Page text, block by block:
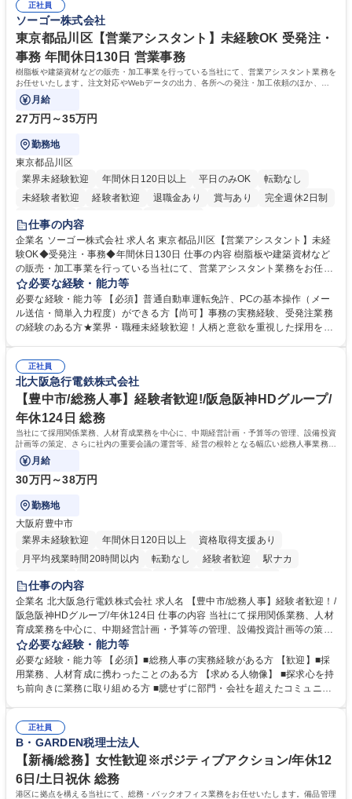
万～・残業10H◆食品原料・健康食品の商社
演算ができる方 ・業務ルールや指示を理解し、行動できる方 学歴・資格
学歴：大学院 大学 短大 語学力： 資格：
正社員
ソーゴー株式会社
東京都品川区【営業アシスタント】未経験OK 受発注・
事務 年間休日130日 営業事務
樹脂板や建築資材などの販売・加工事業を行っている当社にて、営業アシスタント業務を
お任せいたします。注文対応やWebデータの出力、各所への発注・加工依頼のほか、電
話・メール対応等の事務業務を担当します。
月給
27万円～35万円
勤務地
東京都品川区
業界未経験歓迎
年間休日120日以上 平日のみOK
転勤なし
未経験者歓迎
経験者歓迎 退職金あり 賞与あり
完全週休2日制
交通費支給
仕事の内容
企業名 ソーゴー株式会社 求人名 東京都品川区【営業アシスタント】未経
験OK◆受発注・事務◆年間休日130日 仕事の内容 樹脂板や建築資材など
の販売・加工事業を行っている当社にて、営業アシスタント業務をお任せ
いたします。注文対応やWebデータの出力、各所への発注・加工依頼のほ
か、電話・メール対応等の事務業務を担当します。 ■受注・発注業務：FA
Xによる注文対応、Web発注データのプリントアウト、各仕入先・協力会
社への発注および加工依頼等 ■納品書・請求書の作成および発送手配 ■商
当社の指定する業務 募集職種 東京都品川区【営業アシスタント】未経験O
K◆受発注・事務◆年間休日130日
必要な経験・能力等
必要な経験・能力等 【必須】普通自動車運転免許、PCの基本操作（メー
ル送信・簡単入力程度）ができる方【尚可】事務の実務経験、受発注業務
の経験のある方★業界・職種未経験歓迎！人柄と意欲を重視した採用を行
変化に臨機応変かつ柔軟に対応できる方、約束を守り正確に作業を進めら
れる方を求めています。高度なPCスキルや関数知識は一切不要です。丁
寧な指導体制が整っているため、安心してお仕事をスタートしていただけ
ます。 学歴・資格 学歴：大学院 大学 高専 短大 専修学校 高校 語学力：
資格：
正社員
北大阪急行電鉄株式会社
【豊中市/総務人事】経験者歓迎!/阪急阪神HDグループ/
年休124日 総務
当社にて採用関係業務、人材育成業務を中心に、中期経営計画・予算等の管理、設備投資
計画等の策定、さらに社内の重要会議の運営等、経営の根幹となる幅広い総務人事業務全
般を担当していただきます。
月給
30万円～38万円
勤務地
大阪府豊中市
業界未経験歓迎
年間休日120日以上
資格取得支援あり
月平均残業時間20時間以内
転勤なし 経験者歓迎
駅ナカ
退職金あり
土日祝休み
服装自由 昼食補助あり 食事補助あり
仕事の内容
企業名 北大阪急行電鉄株式会社 求人名 【豊中市/総務人事】経験者歓迎！/
阪急阪神HDグループ/年休124日 仕事の内容 当社にて採用関係業務、人材
育成業務を中心に、中期経営計画・予算等の管理、設備投資計画等の策
定、さらに社内の重要会議の運営等、経営の根幹となる幅広い総務人事業
務全般を担当していただきます。 【主な業務内容】 ■採用関係業務および
人材育成(社員研修)業務の推進 ■中期経営計画および予算等の管理 ■設備
投資計画等の策定 ■社内の重要会議の運営 ■その他総務人事業務全般 【入
務人事】経験者歓迎！/阪急阪神HDグループ/年休124日
必要な経験・能力等
必要な経験・能力等 【必須】■総務人事の実務経験がある方 【歓迎】■採
用業務、人材育成に携わったことのある方 【求める人物像】 ■探求心を持
ち前向きに業務に取り組める方 ■臆せずに部門・会社を超えたコミュニケ
囲のメンバーと協調しつつ主体性を持って能動的に業務を推進できる方 学
歴・資格 学歴：大学院 大学 高専 短大 専修学校 高校 語学力： 資格：
正社員
B・GARDEN税理士法人
【新橋/総務】女性歓迎※ポジティブアクション/年休12
6日/土日祝休 総務
港区に拠点を構える当社にて、総務・バックオフィス業務をお任せいたします。備品管理